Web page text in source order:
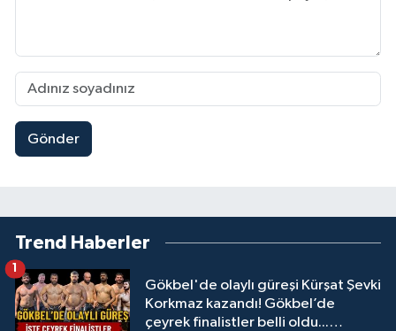
Gönder
Trend Haberler
Gökbel'de olaylı güreşi Kürşat Şevki
Korkmaz kazandı! Gökbel’de
çeyrek finalistler belli oldu...
1